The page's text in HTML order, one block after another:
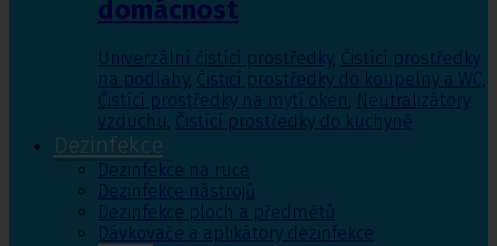
domácnost
Univerzální čistící prostředky, Čistící prostředky
na podlahy, Čisticí prostředky do koupelny a WC,
Čistící prostředky na mytí oken, Neutralizátory
vzduchu, Čistící prostředky do kuchyně
Dezinfekce
Dezinfekce na ruce
Dezinfekce nástrojů
Dezinfekce ploch a předmětů
Dávkovače a aplikátory dezinfekce